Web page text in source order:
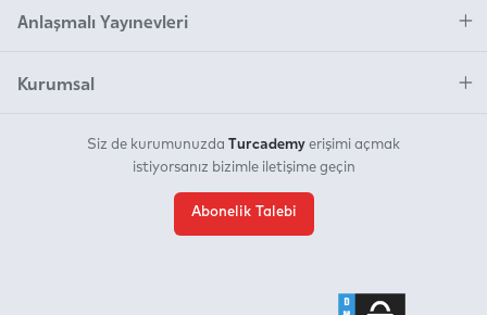
Anlaşmalı Yayınevleri
Kurumsal
Siz de kurumunuzda Turcademy erişimi açmak
istiyorsanız bizimle iletişime geçin
Abonelik Talebi